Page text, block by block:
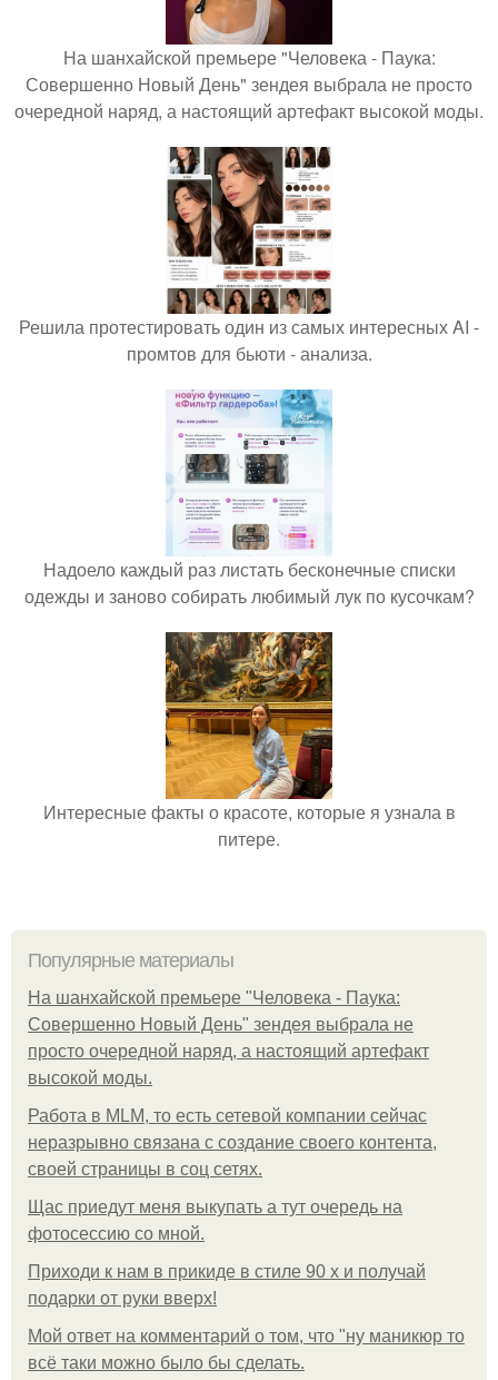
На шанхайской премьере "Человека - Паука:
Совершенно Новый День" зендея выбрала не просто
очередной наряд, а настоящий артефакт высокой моды.
Решила протестировать один из самых интересных AI -
промтов для бьюти - анализа.
Надоело каждый раз листать бесконечные списки
одежды и заново собирать любимый лук по кусочкам?
Интересные факты о красоте, которые я узнала в
питере.
Популярные материалы
На шанхайской премьере "Человека - Паука:
Совершенно Новый День" зендея выбрала не
просто очередной наряд, а настоящий артефакт
высокой моды.
Работа в MLM, то есть сетевой компании сейчас
неразрывно связана с создание своего контента,
своей страницы в соц сетях.
Щас приедут меня выкупать а тут очередь на
фотосессию со мной.
Приходи к нам в прикиде в стиле 90 х и получай
подарки от руки вверх!
Мой ответ на комментарий о том, что "ну маникюр то
всё таки можно было бы сделать.